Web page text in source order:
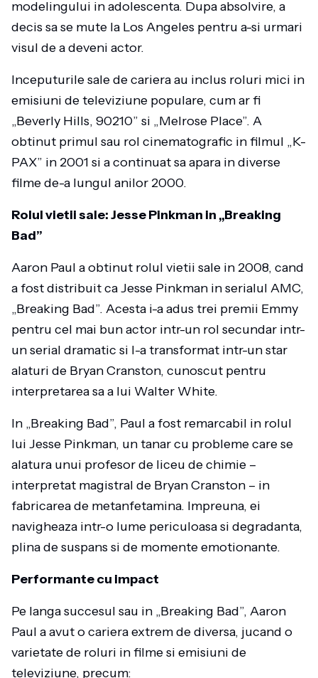
modelingului in adolescenta. Dupa absolvire, a
decis sa se mute la Los Angeles pentru a-si urmari
visul de a deveni actor.
Inceputurile sale de cariera au inclus roluri mici in
emisiuni de televiziune populare, cum ar fi
„Beverly Hills, 90210” si „Melrose Place”. A
obtinut primul sau rol cinematografic in filmul „K-
PAX” in 2001 si a continuat sa apara in diverse
filme de-a lungul anilor 2000.
Rolul vietii sale: Jesse Pinkman in „Breaking
Bad”
Aaron Paul a obtinut rolul vietii sale in 2008, cand
a fost distribuit ca Jesse Pinkman in serialul AMC,
„Breaking Bad”. Acesta i-a adus trei premii Emmy
pentru cel mai bun actor intr-un rol secundar intr-
un serial dramatic si l-a transformat intr-un star
alaturi de Bryan Cranston, cunoscut pentru
interpretarea sa a lui Walter White.
In „Breaking Bad”, Paul a fost remarcabil in rolul
lui Jesse Pinkman, un tanar cu probleme care se
alatura unui profesor de liceu de chimie –
interpretat magistral de Bryan Cranston – in
fabricarea de metanfetamina. Impreuna, ei
navigheaza intr-o lume periculoasa si degradanta,
plina de suspans si de momente emotionante.
Performante cu impact
Pe langa succesul sau in „Breaking Bad”, Aaron
Paul a avut o cariera extrem de diversa, jucand o
varietate de roluri in filme si emisiuni de
televiziune, precum: